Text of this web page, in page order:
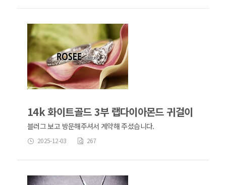
14k 화이트골드 3부 랩다이아몬드 귀걸이
블러그 보고 방문해주셔서 계약해 주셨습니다.
2025-12-03 267